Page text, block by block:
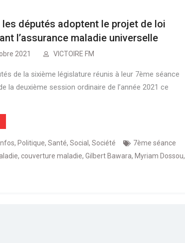
les députés adoptent le projet de loi
l’assurance maladie universelle
2021 VICTOIRE FM
de la sixième législature réunis à leur 7ème séance
la deuxième session ordinaire de l’année 2021 ce
, Politique, Santé, Social , Société
7ème séance
, couverture maladie, Gilbert Bawara, Myriam Dossou,